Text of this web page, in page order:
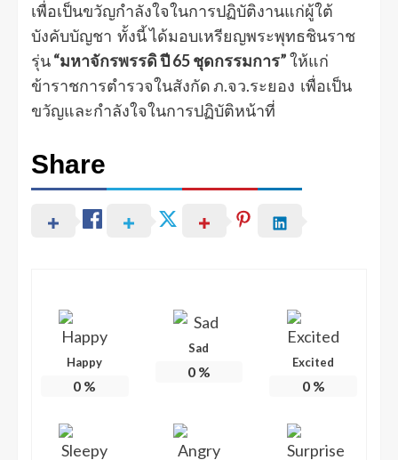
เพื่อเป็นขวัญกำลังใจในการปฏิบัติงานแก่ผู้ใต้
บังคับบัญชา ทั้งนี้ ได้มอบเหรียญพระพุทธชินราช
รุ่น“มหาจักรพรรดิ ปี 65 ชุดกรรมการ”ให้แก่
ข้าราชการตำรวจในสังกัด ภ.จว.ระยอง เพื่อเป็น
ขวัญและกำลังใจในการปฏิบัติหน้าที่
Share
Happy
0 %
Sad
0%
Excited
0%